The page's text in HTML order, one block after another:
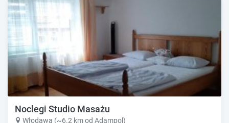
Noclegi Studio Masażu
Włodawa (~6.2 km od Adampol)